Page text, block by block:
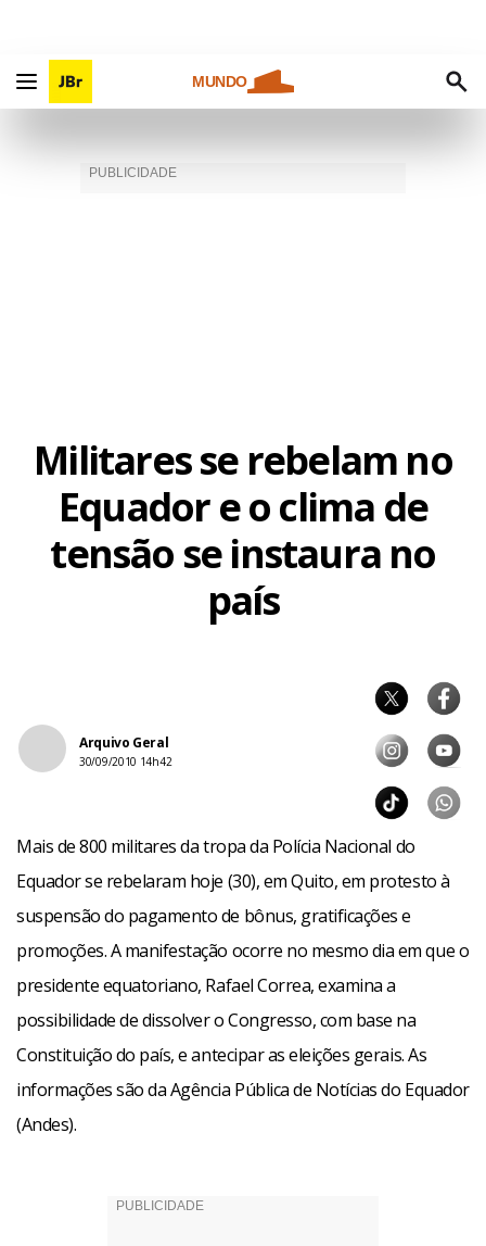
MUNDO
Militares se rebelam no
Equador e o clima de
tensão se instaura no
país
Arquivo Geral
30/09/2010 14h42
Mais de 800 militares da tropa da Polícia Nacional do
Equador se rebelaram hoje (30), em Quito, em protesto à
suspensão do pagamento de bônus, gratificações e
promoções. A manifestação ocorre no mesmo dia em que o
presidente equatoriano, Rafael Correa, examina a
possibilidade de dissolver o Congresso, com base na
Constituição do país, e antecipar as eleições gerais. As
informações são da Agência Pública de Notícias do Equador
(Andes).